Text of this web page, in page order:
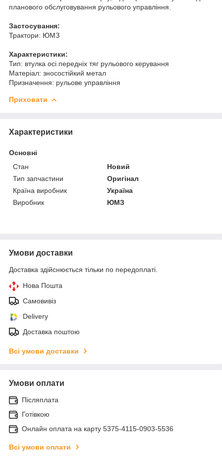
планового обслуговування рульового управління.
Застосування:
Трактори: ЮМЗ
Характеристики:
Тип: втулка осі передніх тяг рульового керування
Матеріал: зносостійкий метал
Призначення: рульове управління
Приховати
Характеристики
Основні
Стан
Новий
Тип запчастини
Оригінал
Країна виробник
Україна
Виробник
ЮМЗ
Умови доставки
Доставка здійснюється тільки по передоплаті.
Нова Пошта
Самовивіз
Delivery
Доставка поштою
Всі умови доставки
Умови оплати
Післяплата
Готівкою
Онлайн оплата на карту 5375-4115-0903-5536
Всі умови оплати